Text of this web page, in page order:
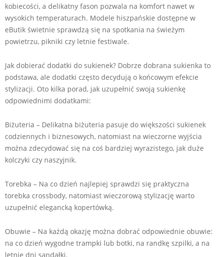
kobiecości, a delikatny fason pozwala na komfort nawet w
wysokich temperaturach. Modele hiszpańskie dostępne w
eButik świetnie sprawdzą się na spotkania na świeżym
powietrzu, pikniki czy letnie festiwale.
Jak dobierać dodatki do sukienek? Dobrze dobrana sukienka to
podstawa, ale dodatki często decydują o końcowym efekcie
stylizacji. Oto kilka porad, jak uzupełnić swoją sukienkę
odpowiednimi dodatkami:
Biżuteria – Delikatna biżuteria pasuje do większości sukienek
codziennych i biznesowych, natomiast na wieczorne wyjścia
można zdecydować się na coś bardziej wyrazistego, jak duże
kolczyki czy naszyjnik.
Torebka – Na co dzień najlepiej sprawdzi się praktyczna
torebka crossbody, natomiast wieczorową stylizację warto
uzupełnić elegancką kopertówką.
Obuwie – Na każdą okazję można dobrać odpowiednie obuwie:
na co dzień wygodne trampki lub botki, na randkę szpilki, a na
letnie dni sandałki.